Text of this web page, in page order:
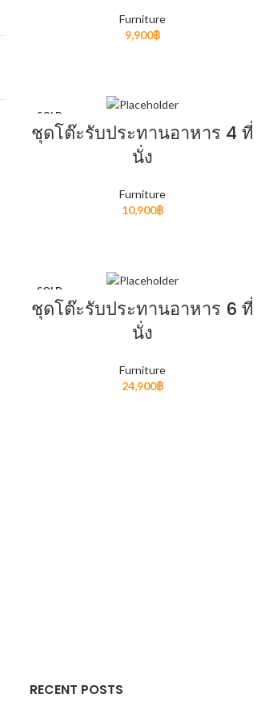
Furniture
9,900฿
SOLD
OUT
ชุดโต๊ะรับประทานอาหาร 4 ที่
นั่ง
Furniture
10,900฿
SOLD
OUT
ชุดโต๊ะรับประทานอาหาร 6 ที่
นั่ง
Furniture
24,900฿
RECENT POSTS